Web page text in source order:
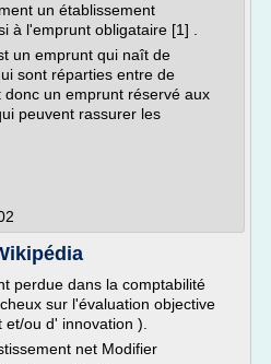
un établissement
à l'emprunt obligataire [1] .
un emprunt qui naît de
sont réparties entre de
un emprunt réservé aux
peuvent rassurer les
perdue dans la comptabilité
sur l'évaluation objective
ou d' innovation ).
net Modifier